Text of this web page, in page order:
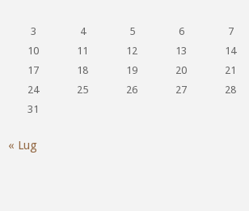
3
4 5 6 7
10
11 12 13 14
17
18 19 20 21
24
25 26 27 28
31
« Lug